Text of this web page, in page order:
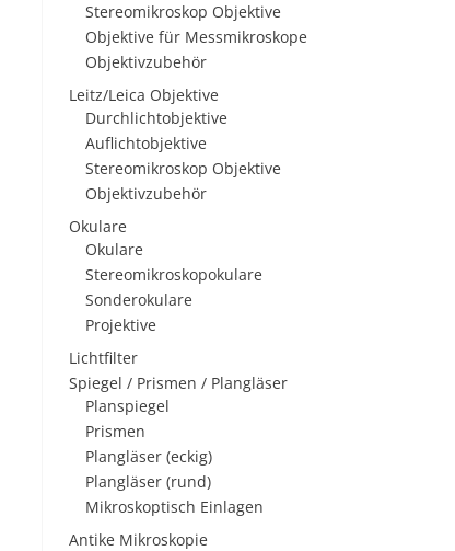
Stereomikroskop Objektive
Objektive für Messmikroskope
Objektivzubehör
Leitz/Leica Objektive
Durchlichtobjektive
Auflichtobjektive
Stereomikroskop Objektive
Objektivzubehör
Okulare
Okulare
Stereomikroskopokulare
Sonderokulare
Projektive
Lichtfilter
Spiegel / Prismen / Plangläser
Planspiegel
Prismen
Plangläser (eckig)
Plangläser (rund)
Mikroskoptisch Einlagen
Antike Mikroskopie